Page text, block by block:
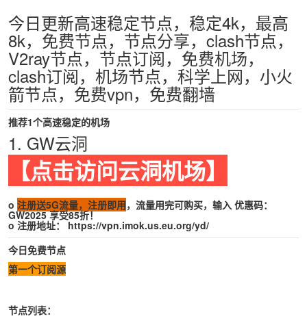
今日更新高速稳定节点，稳定4k，最高
8k，免费节点，节点分享，clash节点，
V2ray节点，节点订阅，免费机场，
clash订阅，机场节点，科学上网，小火
箭节点，免费vpn，免费翻墙
推荐1个高速稳定的机场
1. GW云洞
【点击访问云洞机场】
o 注册送5G流量，注册即用，流量用完可购买，输入 优惠码：
GW2025 享受85折！
o 注册地址： https://vpn.imok.us.eu.org/yd/
今日免费节点
第一个订阅源
节点列表：